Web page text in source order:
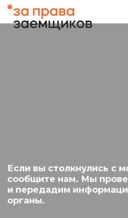
Если вы столкнулись с
сообщите нам. Мы
и передадим
органы.